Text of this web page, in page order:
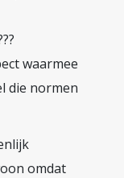
waarmee
die normen
omdat